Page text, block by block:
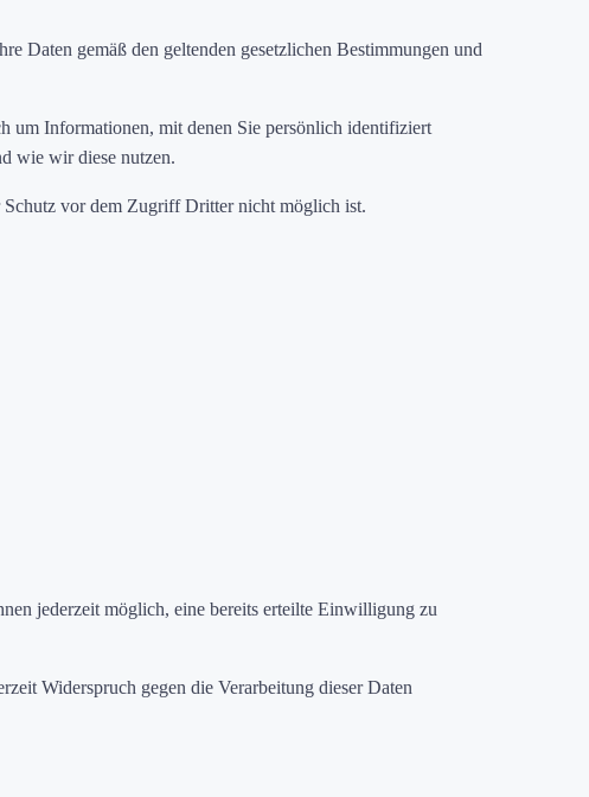
Daten gemäß den geltenden gesetzlichen Bestimmungen und
um Informationen, mit denen Sie persönlich identifiziert
wie wir diese nutzen.
vor dem Zugriff Dritter nicht möglich ist.
jederzeit möglich, eine bereits erteilte Einwilligung zu
Widerspruch gegen die Verarbeitung dieser Daten